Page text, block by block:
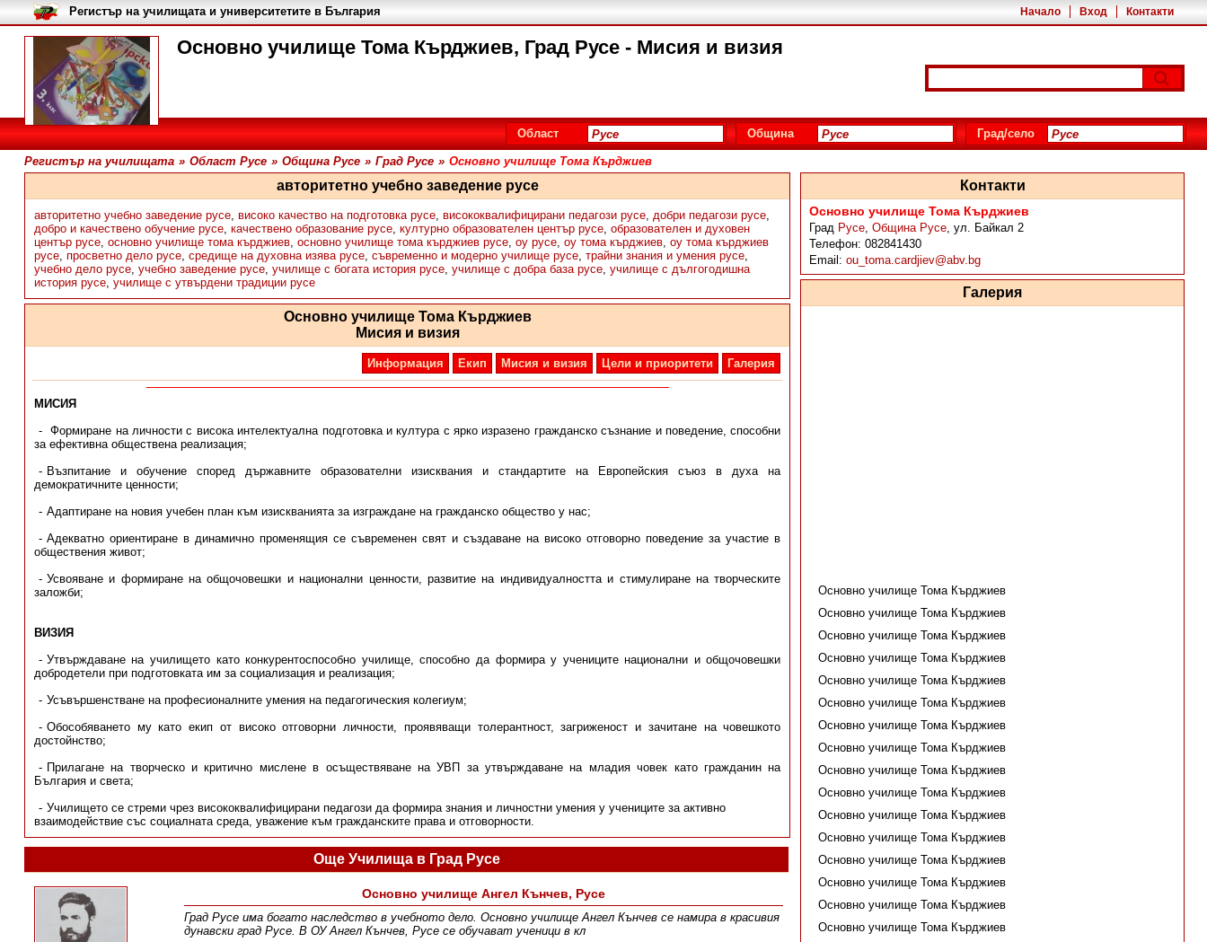
Основно училище Тома Кърджиев, Град Русе - Мисия и визия
Начало Вход Контакти
Регистър на училищата и университетите в България
Област Община Град/село
Регистър на училищата » Област Русе » Община Русе » Град Русе » Основно училище Тома Кърджиев
авторитетно учебно заведение русе
авторитетно учебно заведение русе, високо качество на подготовка русе, висококвалифицирани педагози русе, добри педагози русе,
добро и качествено обучение русе, качествено образование русе, културно образователен център русе, образователен и духовен
център русе, основно училище тома кърджиев, основно училище тома кърджиев русе, оу русе, оу тома кърджиев, оу тома кърджиев
русе, просветно дело русе, средище на духовна изява русе, съвременно и модерно училище русе, трайни знания и умения русе,
учебно дело русе, учебно заведение русе, училище с богата история русе, училище с добра база русе, училище с дългогодишна
история русе, училище с утвърдени традиции русе
Основно училище Тома Кърджиев
Мисия и визия
Информация Екип Мисия и визия Цели и приоритети Галерия
МИСИЯ
Формиране на личности с висока интелектуална подготовка и култура с ярко изразено гражданско съзнание и поведение, способни
за ефективна обществена реализация;
Възпитание и обучение според държавните образователни изисквания и стандартите на Европейския съюз в духа на
демократичните ценности;
Адаптиране на новия учебен план към изискванията за изграждане на гражданско общество у нас;
Адекватно ориентиране в динамично променящия се съвременен свят и създаване на високо отговорно поведение за участие в
обществения живот;
Усвояване и формиране на общочовешки и национални ценности, развитие на индивидуалността и стимулиране на творческите
заложби;
ВИЗИЯ
Утвърждаване на училището като конкурентоспособно училище, способно да формира у учениците национални и общочовешки
добродетели при подготовката им за социализация и реализация;
Усъвършенстване на професионалните умения на педагогическия колегиум;
Обособяването му като екип от високо отговорни личности, проявяващи толерантност, загриженост и зачитане на човешкото
достойнство;
Прилагане на творческо и критично мислене в осъществяване на УВП за утвърждаване на младия човек като гражданин на
България и света;
Училището се стреми чрез висококвалифицирани педагози да формира знания и личностни умения у учениците за активно
взаимодействие със социалната среда, уважение към гражданските права и отговорности.
Контакти
Основно училище Тома Кърджиев
Град Русе, Община Русе, ул. Байкал 2
Телефон: 082841430
Email: ou_toma.cardjiev@abv.bg
Галерия
Основно училище Тома Кърджиев
Основно училище Тома Кърджиев
Основно училище Тома Кърджиев
Основно училище Тома Кърджиев
Основно училище Тома Кърджиев
Основно училище Тома Кърджиев
Основно училище Тома Кърджиев
Основно училище Тома Кърджиев
Основно училище Тома Кърджиев
Основно училище Тома Кърджиев
Основно училище Тома Кърджиев
Основно училище Тома Кърджиев
Основно училище Тома Кърджиев
Основно училище Тома Кърджиев
Основно училище Тома Кърджиев
Основно училище Тома Кърджиев
Още Училища в Град Русе
Основно училище Ангел Кънчев, Русе
Град Русе има богато наследство в учебното дело. Основно училище Ангел Кънчев се намира в красивия
дунавски град Русе. В ОУ Ангел Кънчев, Русе се обучават ученици в кл